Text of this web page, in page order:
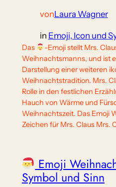
vonLaura Wagner
in Emoji, Icon und
Das
-Emoji stellt Mrs.
Weihnachtsmanns, und ist
Darstellung einer weiteren
Weihnachtstradition. Mrs.
Rolle in den festlichen
Hauch von Wärme und
Weihnachtszeit. Das Emoji
Zeichen für Mrs. Claus Mrs.
Emoji
Symbol und Sinn